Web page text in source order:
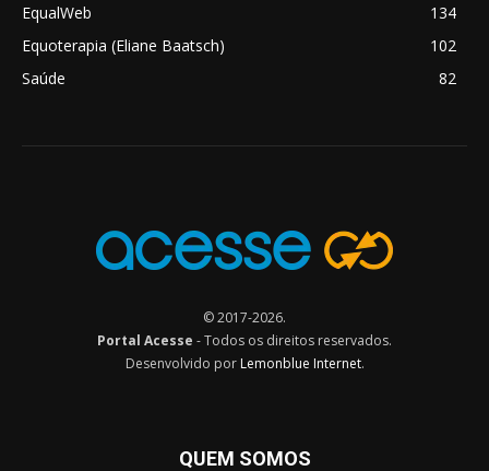
EqualWeb
134
Equoterapia (Eliane Baatsch)
102
Saúde
82
© 2017-2026.
Portal Acesse - Todos os direitos reservados.
Desenvolvido por Lemonblue Internet.
QUEM SOMOS